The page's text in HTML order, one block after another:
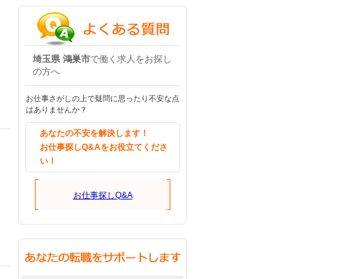
埼玉県 鴻巣市で働く求人をお探し
の方へ
お仕事さがしの上で疑問に思ったり不安な点
はありませんか？
あなたの不安を解決します！
お仕事探しQ&Aをお役立てくださ
い！
お仕事探しQ&A